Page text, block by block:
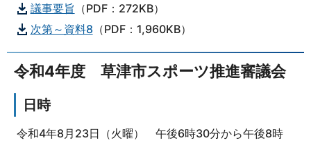
議事要旨 （PDF：272KB）
次第～資料8（PDF：1,960KB）
令和4年度 草津市スポーツ推進審議会
日時
令和4年8月23日（火曜） 午後6時30分から午後8時